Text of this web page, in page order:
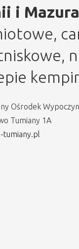
i
Ośrodek
Tumiany 1A
tumiany.pl